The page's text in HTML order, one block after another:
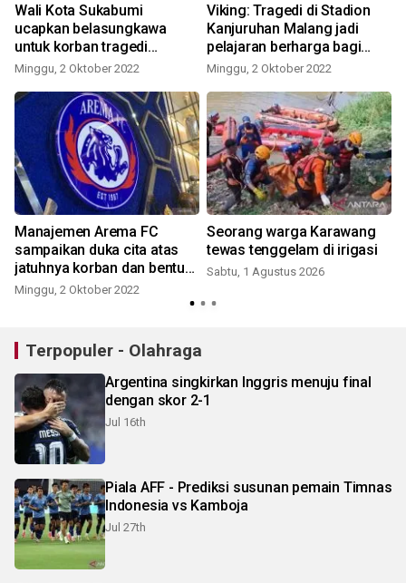
Wali Kota Sukabumi
ucapkan belasungkawa
untuk korban tragedi
Kanjuruhan
Minggu, 2 Oktober 2022
Viking: Tragedi di Stadion
Kanjuruhan Malang jadi
pelajaran berharga bagi
suporter
Minggu, 2 Oktober 2022
Manajemen Arema FC
sampaikan duka cita atas
jatuhnya korban dan bentuk
Crisis Center
Minggu, 2 Oktober 2022
Seorang warga Karawang
tewas tenggelam di irigasi
Sabtu, 1 Agustus 2026
Terpopuler - Olahraga
Argentina singkirkan Inggris menuju final
dengan skor 2-1
Jul 16th
Piala AFF - Prediksi susunan pemain Timnas
Indonesia vs Kamboja
Jul 27th